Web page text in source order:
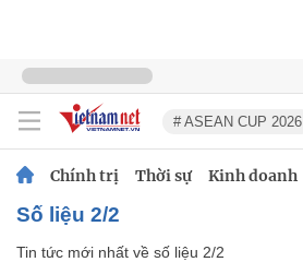
# ASEAN CUP 2026
Chính trị Thời sự Kinh doanh
số liệu 2/2
Tin tức mới nhất về số liệu 2/2